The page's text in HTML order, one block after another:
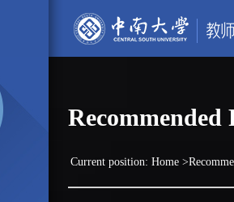
Recommended
Current position:Home